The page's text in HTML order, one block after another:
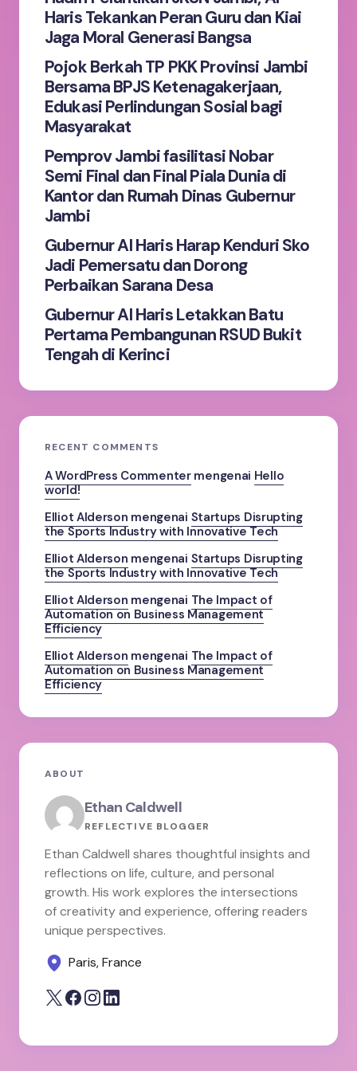
Save my name and email in this browser for the
next time I comment.
Submit Comment
Haris Tekankan Peran Guru dan Kiai
Jaga Moral Generasi Bangsa
Pojok Berkah TP PKK Provinsi Jambi
Bersama BPJS Ketenagakerjaan,
Edukasi Perlindungan Sosial bagi
Masyarakat
Pemprov Jambi fasilitasi Nobar
Semi Final dan Final Piala Dunia di
Kantor dan Rumah Dinas Gubernur
Jambi
Gubernur Al Haris Harap Kenduri Sko
Jadi Pemersatu dan Dorong
Perbaikan Sarana Desa
Gubernur Al Haris Letakkan Batu
Pertama Pembangunan RSUD Bukit
Tengah di Kerinci
RECENT COMMENTS
A WordPress Commentermengenai Hello
world!
Elliot Alderson mengenai Startups Disrupting
the Sports Industry with Innovative Tech
Elliot Alderson mengenai Startups Disrupting
the Sports Industry with Innovative Tech
Elliot Alderson mengenai The Impact of
Automation on Business Management
Efficiency
Elliot Alderson mengenai The Impact of
Automation on Business Management
Efficiency
ABOUT
Ethan Caldwell
REFLECTIVE BLOGGER
Ethan Caldwell shares thoughtful insights and
reflections on life, culture, and personal
growth. His work explores the intersections
of creativity and experience, offering readers
unique perspectives.
Paris, France